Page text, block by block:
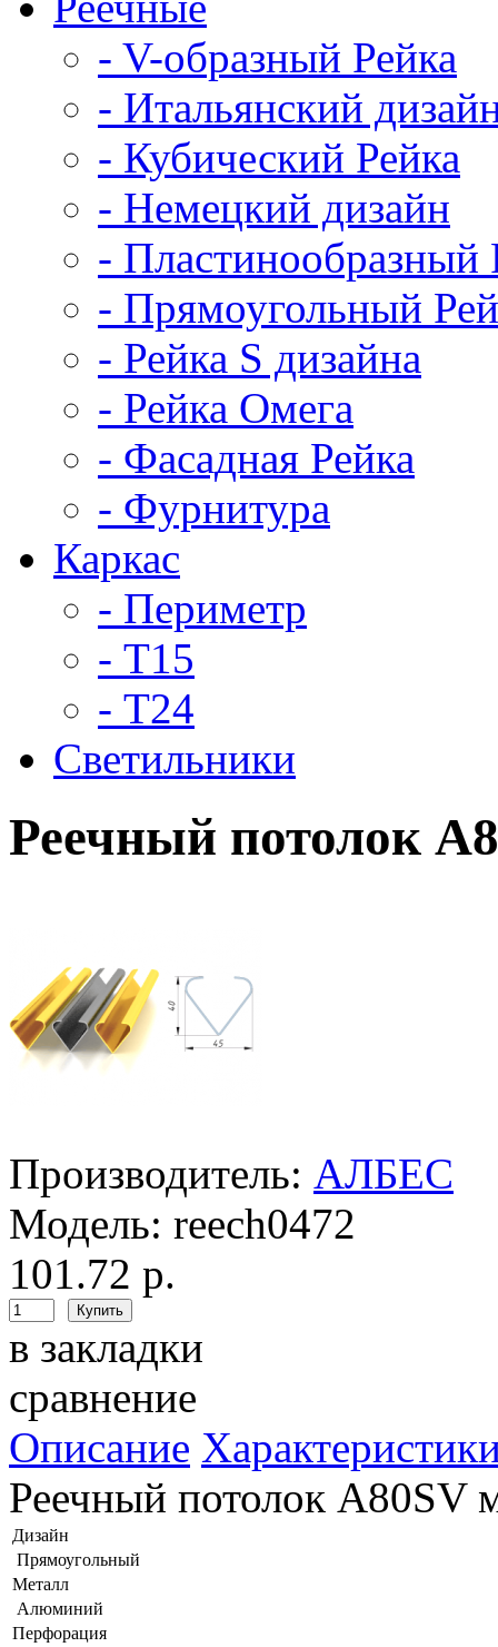
- V-образный Рейка
- Итальянский
- Кубический Рейка
- Немецкий дизайн
- Пластинообразный
- Прямоугольный
- Рейка S дизайна
- Рейка Омега
- Фасадная Рейка
- Фурнитура
Каркас
- Периметр
- Т15
- Т24
Светильники
Реечный потолок
Производитель: АЛБЕС
Модель: reech0472
101.72 р.
в закладки
сравнение
Описание
Реечный потолок A80SV
Дизайн
Прямоугольный
Металл
Алюминий
Перфорация